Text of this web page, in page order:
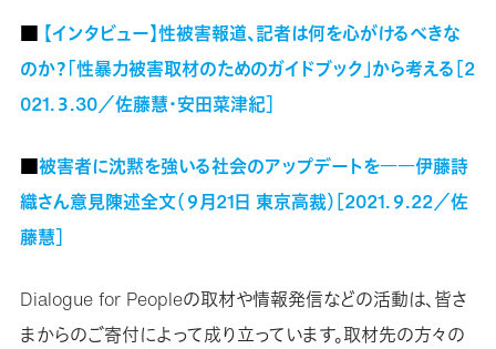
■ 【インタビュー】性被害報道、記者は何を心がけるべきな
のか？「性暴力被害取材のためのガイドブック」から考える［2
021.３.30／佐藤慧・安田菜津紀］
■被害者に沈黙を強いる社会のアップデートを――伊藤詩
織さん意見陳述全文（９月21日 東京高裁）［2021.９.22／佐
藤慧］
Dialogue for Peopleの取材や情報発信などの活動は、皆さ
まからのご寄付によって成り立っています。取材先の方々の